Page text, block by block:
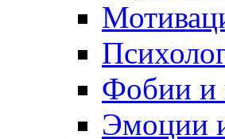
Фобии и
Эмоции